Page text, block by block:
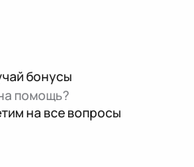
бонусы
помощь?
на все вопросы